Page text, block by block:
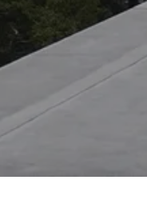
คําถามที่พบบ่อย